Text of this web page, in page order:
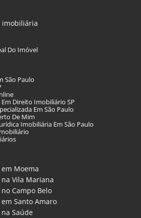
imobiliária
Do Imóvel
São Paulo
Direito Imobiliário SP
Em São Paulo
De Mim
Imobiliária Em São Paulo
Moema
Vila Mariana
Campo Belo
Santo Amaro
Saúde